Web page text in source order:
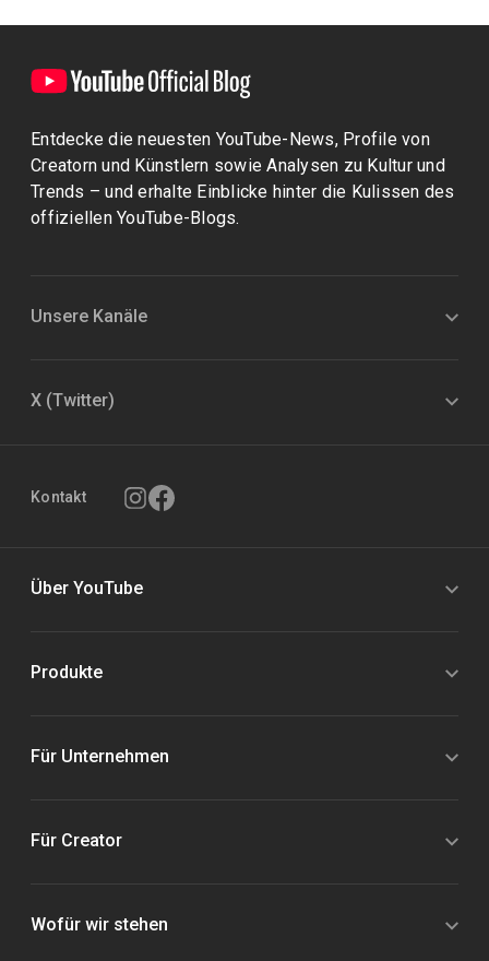
Entdecke die neuesten YouTube-News, Profile von
Creatorn und Künstlern sowie Analysen zu Kultur und
Trends – und erhalte Einblicke hinter die Kulissen des
offiziellen YouTube-Blogs.
Unsere Kanäle
X (Twitter)
Kontakt
Über YouTube
Produkte
Für Unternehmen
Für Creator
Wofür wir stehen